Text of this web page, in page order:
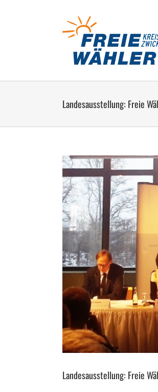
Landesausstellung: Freie
Landesausstellung: Freie